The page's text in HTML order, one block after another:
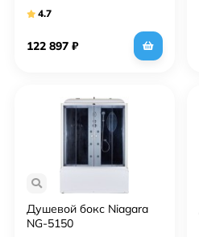
4.7
122 897 ₽
Душевой бокс Niagara
NG-5150